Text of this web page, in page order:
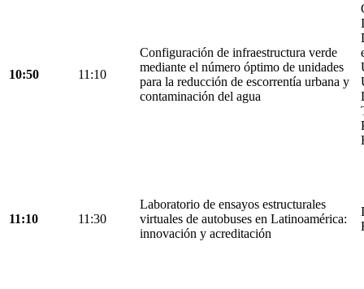
10:50 11:10
Configuración de infraestructura verde
mediante el número óptimo de unidades
para la reducción de escorrentía urbana y
contaminación del agua
11:10 11:30
Laboratorio de ensayos estructurales
virtuales de autobuses en Latinoamérica:
innovación y acreditación